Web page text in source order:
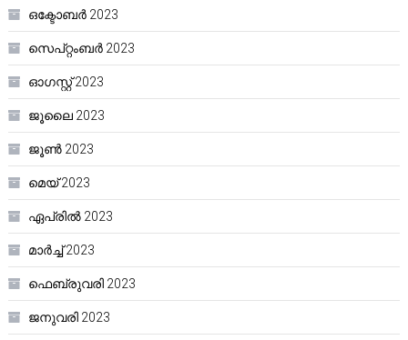
ഒക്ടോബർ 2023
സെപ്റ്റംബർ 2023
ഓഗസ്റ്റ്‌ 2023
ജൂലൈ 2023
ജൂൺ 2023
മെയ്‌ 2023
ഏപ്രിൽ 2023
മാർച്ച്‌ 2023
ഫെബ്രുവരി 2023
ജനുവരി 2023